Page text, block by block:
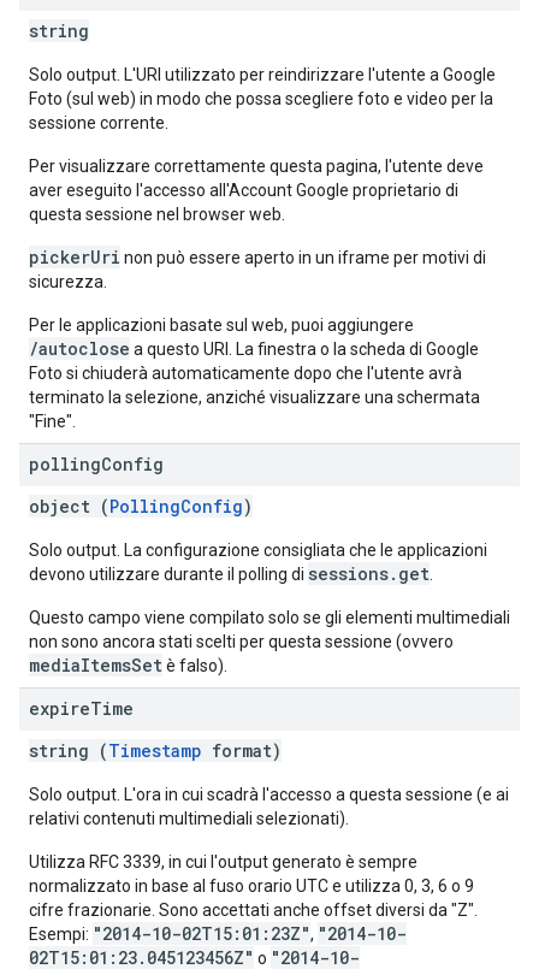
string
Solo output. L'URI utilizzato per reindirizzare l'utente a Google
Foto (sul web) in modo che possa scegliere foto e video per la
sessione corrente.
Per visualizzare correttamente questa pagina, l'utente deve
aver eseguito l'accesso all'Account Google proprietario di
questa sessione nel browser web.
pickerUri non può essere aperto in un iframe per motivi di
sicurezza.
Per le applicazioni basate sul web, puoi aggiungere
/autoclose a questo URI. La finestra o la scheda di Google
Foto si chiuderà automaticamente dopo che l'utente avrà
terminato la selezione, anziché visualizzare una schermata
"Fine".
pollingConfig
object (PollingConfig)
Solo output. La configurazione consigliata che le applicazioni
devono utilizzare durante il polling di sessions.get
Questo campo viene compilato solo se gli elementi multimediali
non sono ancora stati scelti per questa sessione (ovvero
mediaItemsSetè falso).
expireTime
string (Timestamp format)
Solo output. L'ora in cui scadrà l'accesso a questa sessione (e ai
relativi contenuti multimediali selezionati).
Utilizza RFC 3339, in cui l'output generato è sempre
normalizzato in base al fuso orario UTC e utilizza 0, 3, 6 o 9
cifre frazionarie. Sono accettati anche offset diversi da "Z".
Esempi: "2014-10-02T15:01:23Z", "2014-10-
02T15:01:23.045123456Z" o "2014-10-